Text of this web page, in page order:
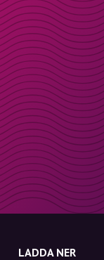
LADDA NER